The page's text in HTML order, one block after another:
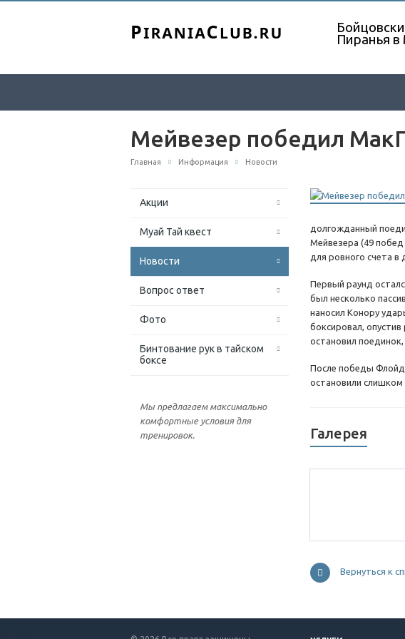
Пиранья в
Мейвезер победил
Главная Информация Новости
Акции
Муай Тай квест
Новости
Вопрос ответ
Фото
Бинтование рук в тайском
боксе
Мы предлагаем максимально
комфортные условия для
тренировок.
долгожданный
Мейвезера (49
для ровного счета в
Первый раунд
был несколько
наносил Конору
боксировал, опустив
остановил
После победы Флойд
остановили слишком
Галерея
Вернуться к